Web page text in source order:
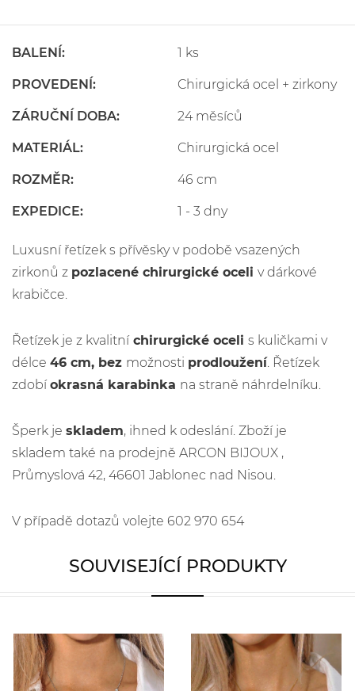
BALENÍ: 1 ks
PROVEDENÍ: Chirurgická ocel + zirkony
ZÁRUČNÍ DOBA: 24 měsíců
MATERIÁL: Chirurgická ocel
ROZMĚR: 46 cm
EXPEDICE: 1 - 3 dny
Luxusní řetízek s přívěsky v podobě vsazených
zirkonů z pozlacené chirurgické oceli v dárkové
krabičce.
Řetízek je z kvalitníchirurgické oceli s kuličkami v
délce 46 cm, bez možnosti prodloužení. Řetízek
zdobíokrasná karabinka na straně náhrdelníku.
Šperk je skladem, ihned k odeslání. Zboží je
skladem také na prodejně ARCON BIJOUX ,
Průmyslová 42, 46601 Jablonec nad Nisou.
V případě dotazů volejte 602 970 654
SOUVISEJÍCÍ PRODUKTY